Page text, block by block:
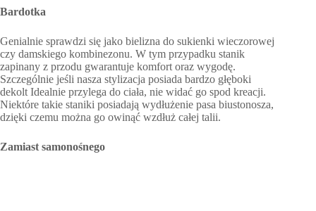
Bardotka
Genialnie sprawdzi się jako bielizna do sukienki wieczorowej
czy damskiego kombinezonu. W tym przypadku stanik
zapinany z przodu gwarantuje komfort oraz wygodę.
Szczególnie jeśli nasza stylizacja posiada bardzo głęboki
dekolt Idealnie przylega do ciała, nie widać go spod kreacji.
Niektóre takie staniki posiadają wydłużenie pasa biustonosza,
dzięki czemu można go owinąć wzdłuż całej talii.
Zamiast samonośnego